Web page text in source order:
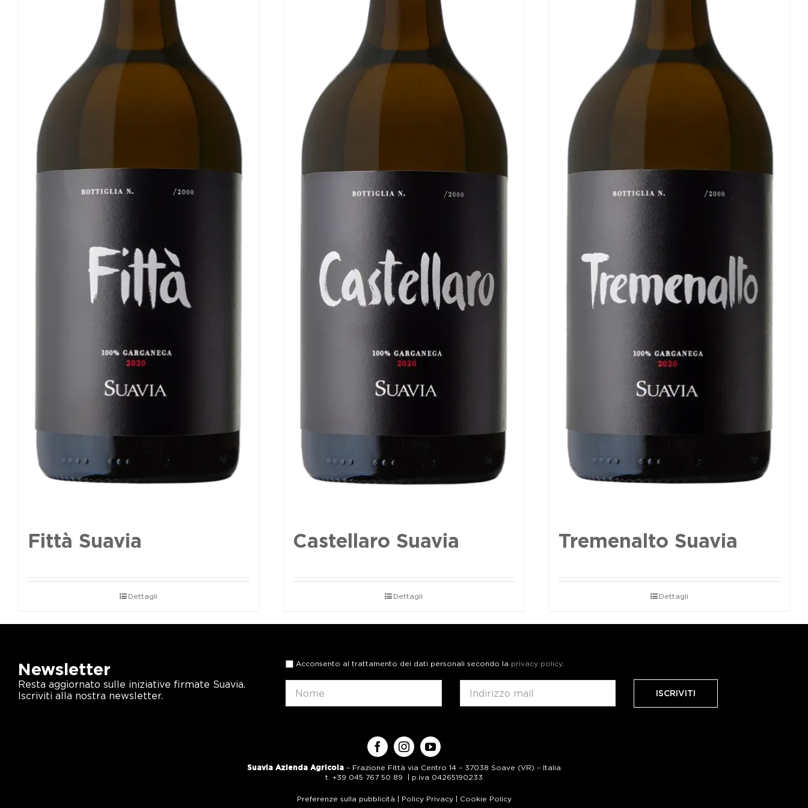
Fittà Suavia
Dettagli
Castellaro Suavia
Dettagli
Tremenalto Suavia
Dettagli
Newsletter
Resta aggiornato sulle iniziative firmate Suavia.
Iscriviti alla nostra newsletter.
Acconsento al trattamento dei dati personali secondo la privacy policy.
Suavia Azienda Agricola – Frazione Fittà via Centro 14 – 37038 Soave (VR) – Italia
t. +39 045 767 50 89 | p.iva 04265190233
Preferenze sulla pubblicità | Policy Privacy| Cookie Policy